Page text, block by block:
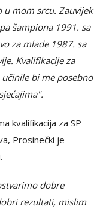
u mom srcu. Zauvijek
šampiona 1991. sa
za mlade 1987. sa
Kvalifikacije za
bi me posebno
kvalifikacija za SP
Prosinečki je
dobre
rezultati, mislim